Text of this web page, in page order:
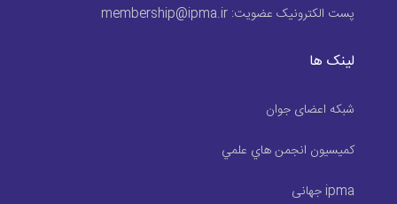
پست الکترونیک عضویت:membership@ipma.ir
لینک ها
شبکه اعضای جوان
كميسيون انجمن هاي علمي
ipma جهانی